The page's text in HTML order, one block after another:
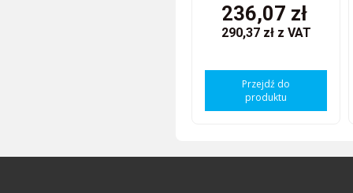
236,07 zł
290,37 zł z VAT
Przejdź do
produktu